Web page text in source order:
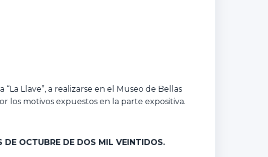
Llave”, a realizarse en el Museo de Bellas
los motivos expuestos en la parte expositiva.
DE OCTUBRE DE DOS MIL VEINTIDOS.